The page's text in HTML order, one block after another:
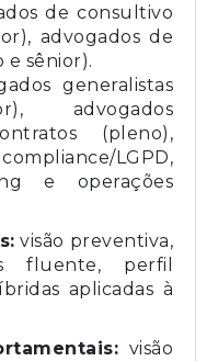
de consultivo
advogados de
sênior).
generalistas
advogados
(pleno),
LGPD,
e operações
visão preventiva,
fluente, perfil
aplicadas à
visão